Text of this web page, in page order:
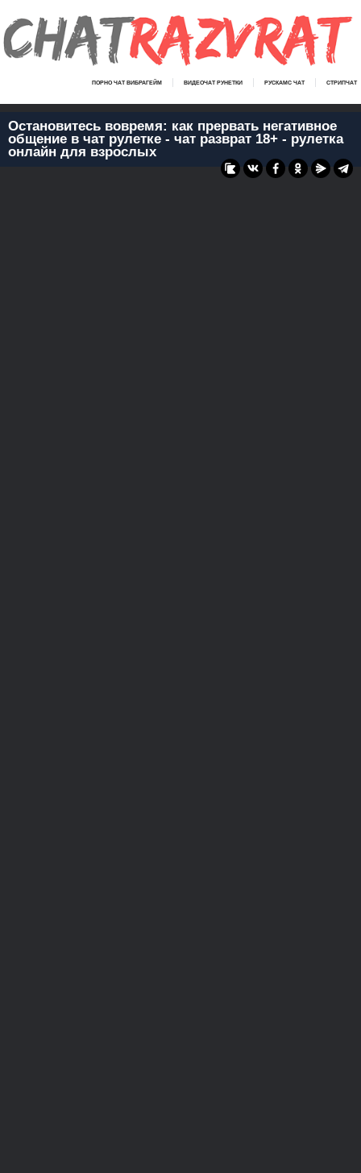
ПОРНО ЧАТ ВИБРАГЕЙМ ВИДЕОЧАТ РУНЕТКИ РУСКАМС ЧАТ СТРИПЧАТ
Остановитесь вовремя: как прервать негативное
общение в чат рулетке - чат разврат 18+ - рулетка
онлайн для взрослых